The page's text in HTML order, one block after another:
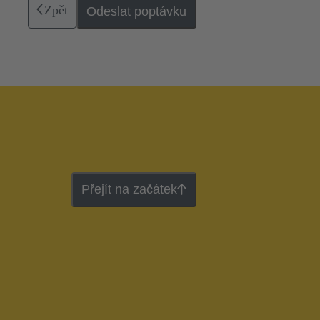
Zpět Odeslat poptávku
Přejít na začátek